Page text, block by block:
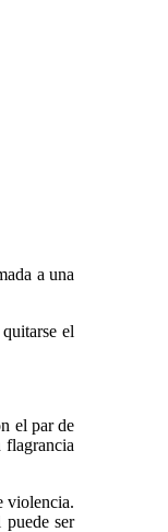
a una
el
el par de
flagrancia
violencia.
ser